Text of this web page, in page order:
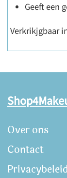
Geeft een
Verkrikjgbaar
Over ons
Contact